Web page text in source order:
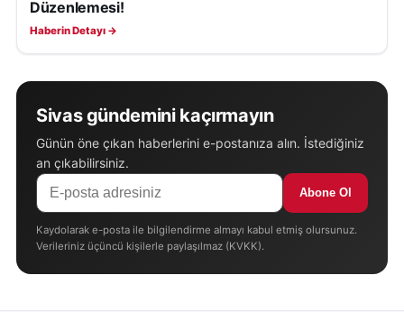
Düzenlemesi!
Haberin Detayı →
Sivas gündemini kaçırmayın
Günün öne çıkan haberlerini e-postanıza alın. İstediğiniz
an çıkabilirsiniz.
Abone Ol
Kaydolarak e-posta ile bilgilendirme almayı kabul etmiş olursunuz.
Verileriniz üçüncü kişilerle paylaşılmaz (KVKK).